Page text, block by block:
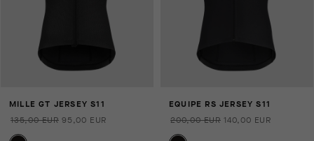
MILLE GT JERSEY S11
135,00 EUR 95,00 EUR
EQUIPE RS JERSEY S11
200,00 EUR 140,00 EUR